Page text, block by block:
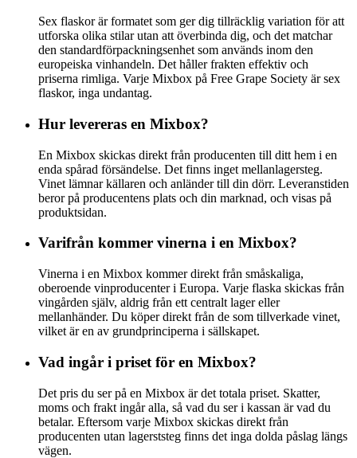
Sex flaskor är formatet som ger dig tillräcklig variation för att
utforska olika stilar utan att överbinda dig, och det matchar
den standardförpackningsenhet som används inom den
europeiska vinhandeln. Det håller frakten effektiv och
priserna rimliga. Varje Mixbox på Free Grape Society är sex
flaskor, inga undantag.
Hur levereras en Mixbox?
En Mixbox skickas direkt från producenten till ditt hem i en
enda spårad försändelse. Det finns inget mellanlagersteg.
Vinet lämnar källaren och anländer till din dörr. Leveranstiden
beror på producentens plats och din marknad, och visas på
produktsidan.
Varifrån kommer vinerna i en Mixbox?
Vinerna i en Mixbox kommer direkt från småskaliga,
oberoende vinproducenter i Europa. Varje flaska skickas från
vingården själv, aldrig från ett centralt lager eller
mellanhänder. Du köper direkt från de som tillverkade vinet,
vilket är en av grundprinciperna i sällskapet.
Vad ingår i priset för en Mixbox?
Det pris du ser på en Mixbox är det totala priset. Skatter,
moms och frakt ingår alla, så vad du ser i kassan är vad du
betalar. Eftersom varje Mixbox skickas direkt från
producenten utan lagerststeg finns det inga dolda påslag längs
vägen.